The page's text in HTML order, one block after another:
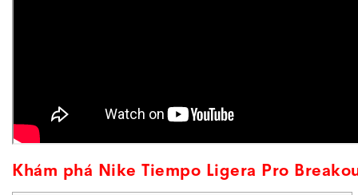
Khám phá Nike Tiempo Ligera Pro